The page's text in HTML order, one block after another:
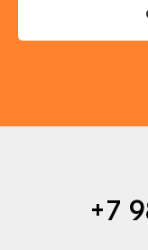
+7